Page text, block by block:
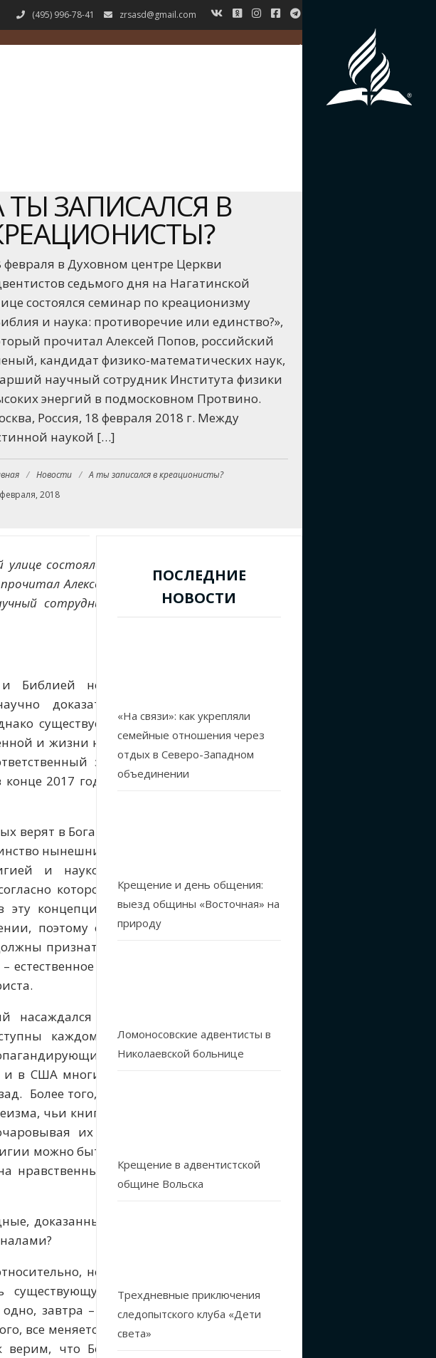
(495) 996-78-41 zrsasd@gmail.com
ТЫ ЗАПИСАЛСЯ В
февраля в Духовном центре Церкви
седьмого дня на Нагатинской
состоялся семинар по креационизму
и наука: противоречие или единство?»,
прочитал Алексей Попов, российский
кандидат физико-математических наук,
научный сотрудник Института физики
энергий в подмосковном Протвино.
Россия, 18 февраля 2018 г. Между
наукой […]
/ Новости / А ты записался в креационисты?
2018
состоялся
Алексей
сотрудник
Библией нет
доказать
существует
и жизни на
за
2017 года
верят в Бога и
нынешних
и наукой
которой
концепцию
поэтому ее
признать,
и
насаждался в
каждому,
и в США многие
Более того, в
чьи книги
их в
можно быть
нравственный
доказанные
нет
завтра – в
все меняется.
что Бог
ПОСЛЕДНИЕ
НОВОСТИ
«На связи»: как укрепляли
семейные отношения через
отдых в Северо-Западном
объединении
Крещение и день общения:
выезд общины «Восточная» на
природу
Ломоносовские адвентисты в
Николаевской больнице
Крещение в адвентистской
общине Вольска
Трехдневные приключения
следопытского клуба «Дети
света»